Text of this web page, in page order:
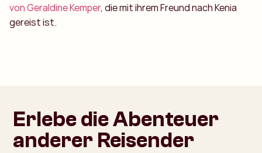
von Geraldine Kemper, die mit ihrem Freund nach Kenia
gereist ist.
Erlebe die Abenteuer
anderer Reisender